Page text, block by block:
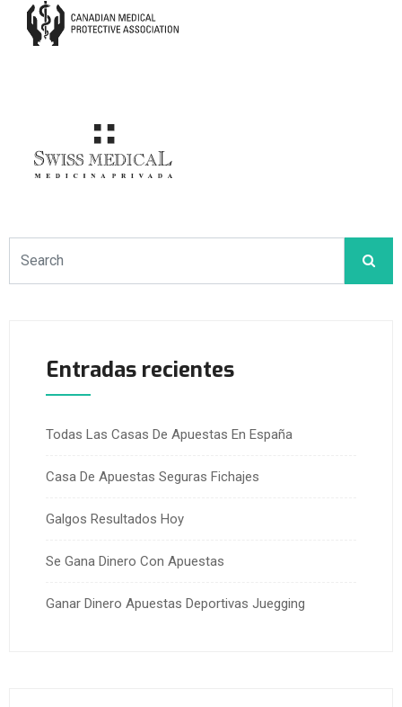
Entradas recientes
Todas Las Casas De Apuestas En España
Casa De Apuestas Seguras Fichajes
Galgos Resultados Hoy
Se Gana Dinero Con Apuestas
Ganar Dinero Apuestas Deportivas Juegging